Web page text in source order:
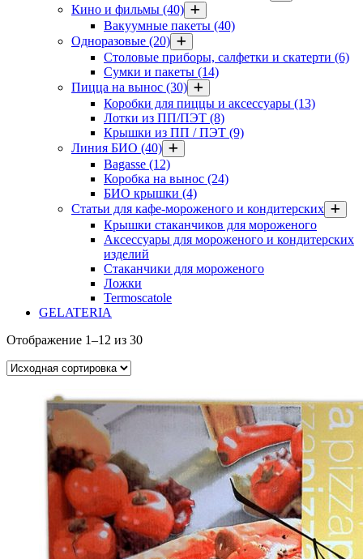
Кино и фильмы (40)
Вакуумные пакеты (40)
Одноразовые (20)
Столовые приборы, салфетки и скатерти (6)
Сумки и пакеты (14)
Пицца на вынос (30)
Коробки для пиццы и аксессуары (13)
Лотки из ПП/ПЭТ (8)
Крышки из ПП / ПЭТ (9)
Линия БИО (40)
Bagasse (12)
Коробка на вынос (24)
БИО крышки (4)
Статьи для кафе-мороженого и кондитерских
Крышки стаканчиков для мороженого
Аксессуары для мороженого и кондитерских
изделий
Стаканчики для мороженого
Ложки
Termoscatole
GELATERIA
Отображение 1–12 из 30